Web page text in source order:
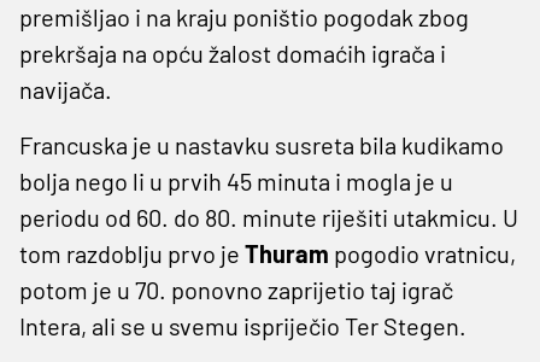
premišljao i na kraju poništio pogodak zbog
prekršaja na opću žalost domaćih igrača i
navijača.
Francuska je u nastavku susreta bila kudikamo
bolja nego li u prvih 45 minuta i mogla je u
periodu od 60. do 80. minute riješiti utakmicu. U
tom razdoblju prvo je Thuram pogodio vratnicu,
potom je u 70. ponovno zaprijetio taj igrač
Intera, ali se u svemu ispriječio Ter Stegen.